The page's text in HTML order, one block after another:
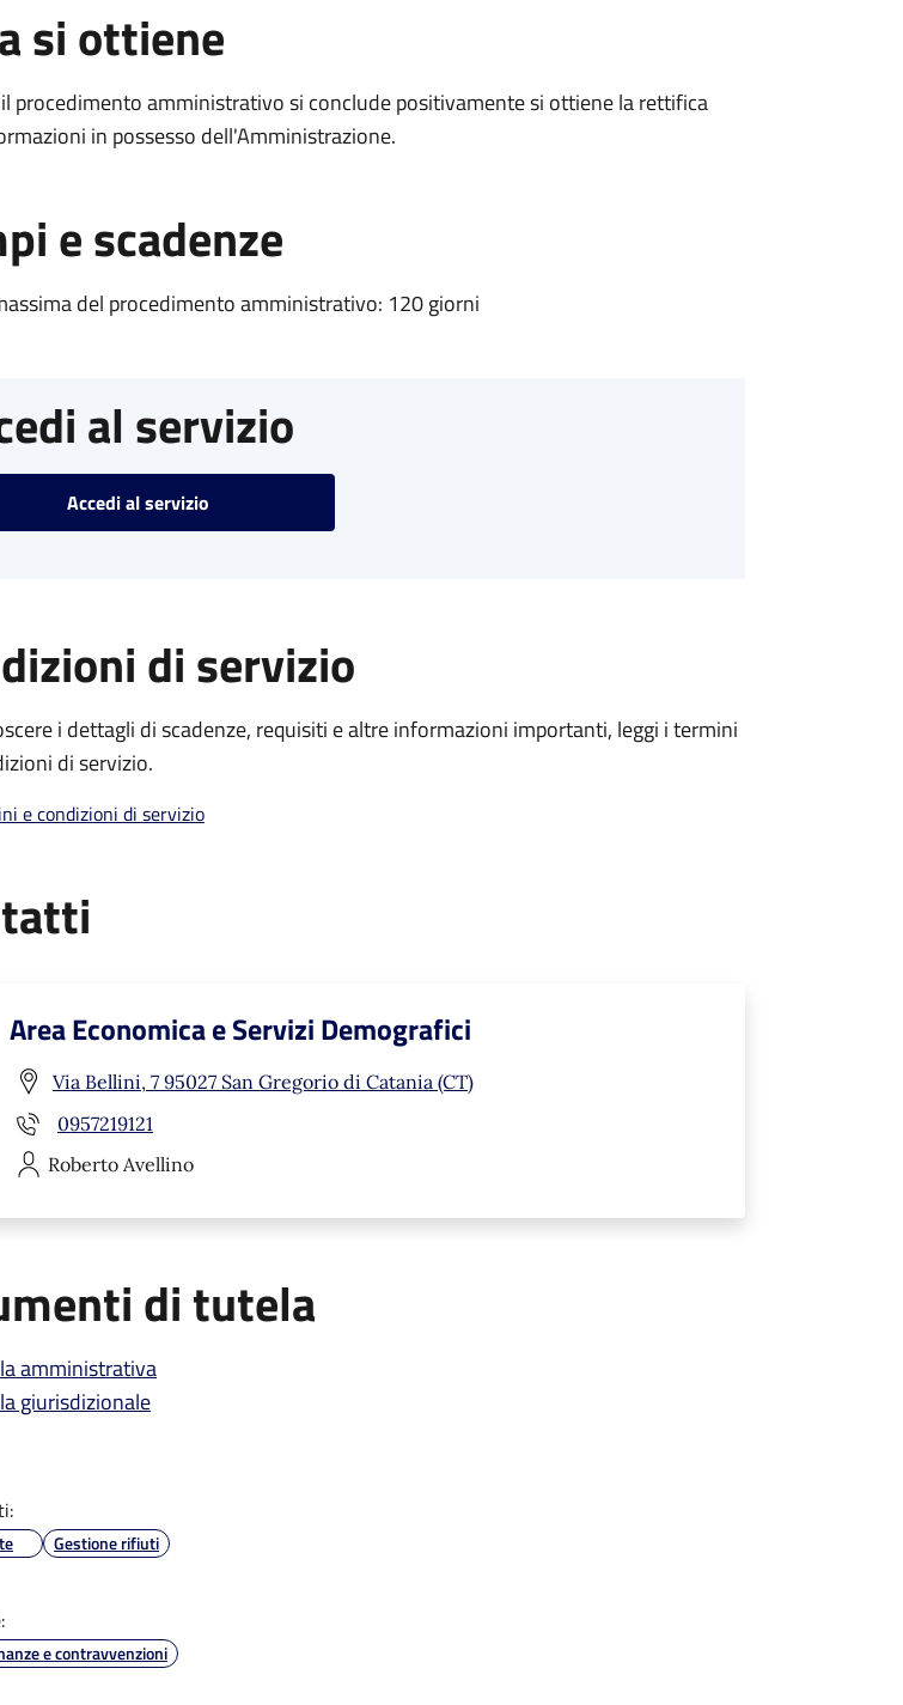
si ottiene
procedimento amministrativo si conclude positivamente si ottiene la rettifica
in possesso dell'Amministrazione.
e scadenze
del procedimento amministrativo: 120 giorni
al servizio
Accedi al servizio
di servizio
i dettagli di scadenze, requisiti e altre informazioni importanti, leggi i termini
di servizio.
e condizioni di servizio
Area Economica e Servizi Demografici
Via Bellini, 7 95027 San Gregorio di Catania (CT)
0957219121
Roberto Avellino
di tutela
amministrativa
giurisdizionale
Gestione rifiuti
e contravvenzioni